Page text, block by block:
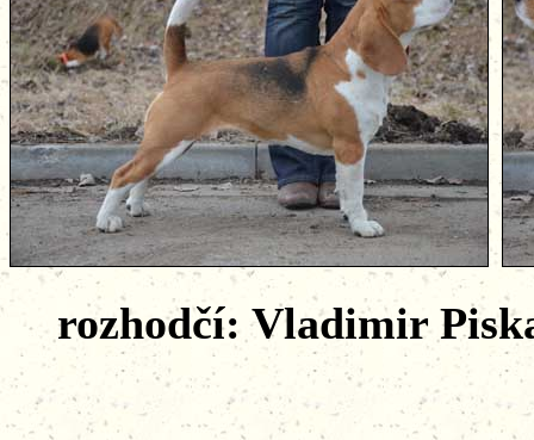
rozhodčí: Vladimir